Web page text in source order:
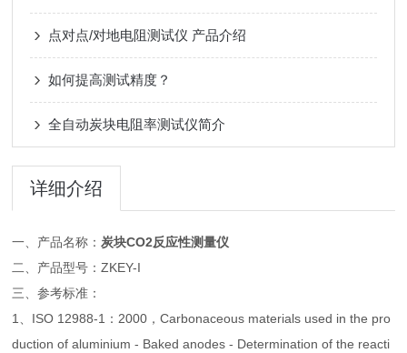
点对点/对地电阻测试仪 产品介绍
如何提高测试精度？
全自动炭块电阻率测试仪简介
详细介绍
一、产品名称： 炭块CO2反应性测量仪
二、产品型号：ZKEY-I
三、参考标准：
1、ISO 12988-1：2000，Carbonaceous materials used in the pro
duction of aluminium - Baked anodes - Determination of the reacti